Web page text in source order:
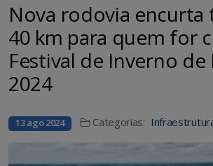
Nova rodovia encurta
40 km para quem for
Festival de Inverno
2024
13 ago 2024 Categorias: